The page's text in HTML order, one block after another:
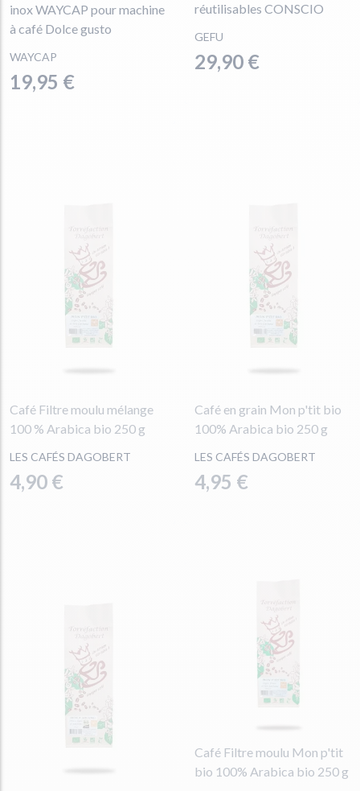
inox WAYCAP pour machine
à café Dolce gusto
WAYCAP
19,95 €
réutilisables CONSCIO
GEFU
29,90 €
Café Filtre moulu mélange
100 % Arabica bio 250 g
LES CAFÉS DAGOBERT
4,90 €
Café en grain Mon p'tit bio
100% Arabica bio 250 g
LES CAFÉS DAGOBERT
4,95 €
Café Filtre moulu Mon p'tit
bio 100% Arabica bio 250 g